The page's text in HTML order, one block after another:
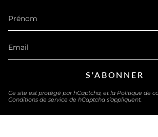
S'ABONNER
Ce site est protégé par hCaptcha, et la Politique de
Conditions de service de hCaptcha s’appliquent.